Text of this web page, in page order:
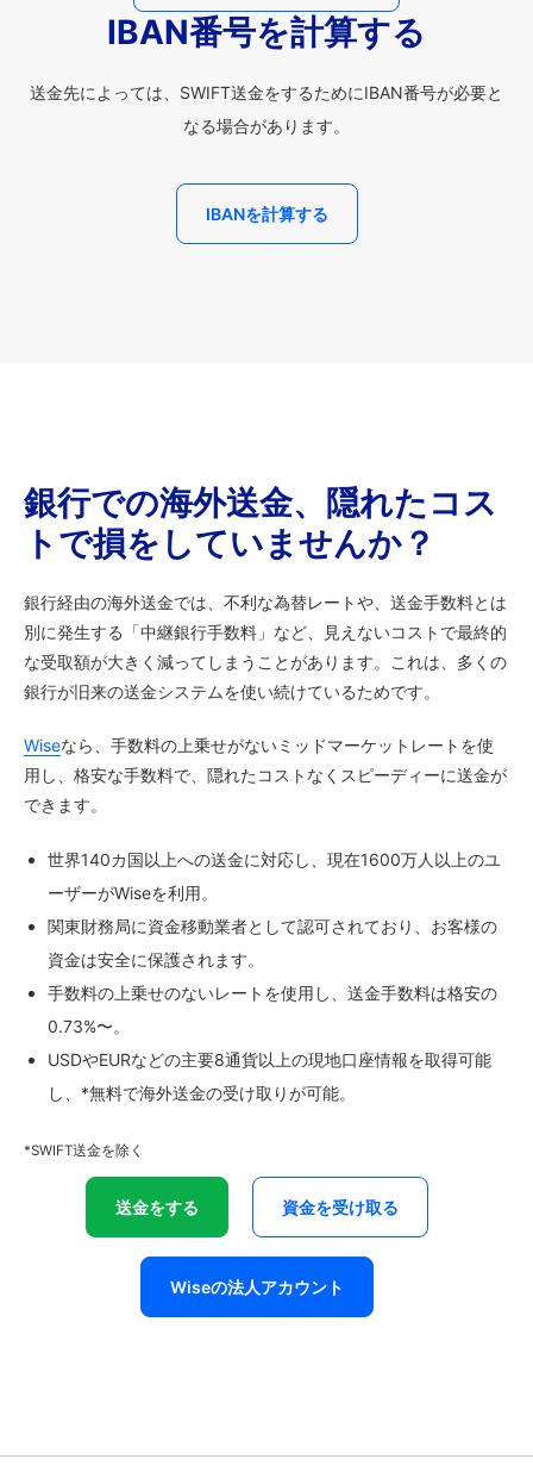
IBAN番号を計算する
送金先によっては、SWIFT送金をするためにIBAN番号が必要と
なる場合があります。
IBANを計算する
銀行での海外送金、隠れたコス
トで損をしていませんか？
銀行経由の海外送金では、不利な為替レートや、送金手数料とは
別に発生する「中継銀行手数料」など、見えないコストで最終的
な受取額が大きく減ってしまうことがあります。これは、多くの
銀行が旧来の送金システムを使い続けているためです。
Wiseなら、手数料の上乗せがないミッドマーケットレートを使
用し、格安な手数料で、隠れたコストなくスピーディーに送金が
できます。
世界140カ国以上への送金に対応し、現在1600万人以上のユ
ーザーがWiseを利用。
関東財務局に資金移動業者として認可されており、お客様の
資金は安全に保護されます。
手数料の上乗せのないレートを使用し、送金手数料は格安の
0.73%〜。
USDやEURなどの主要8通貨以上の現地口座情報を取得可能
し、*無料で海外送金の受け取りが可能。
*SWIFT送金を除く
送金をする 資金を受け取る
Wiseの法人アカウント